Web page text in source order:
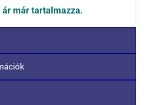
ár már tartalmazza.